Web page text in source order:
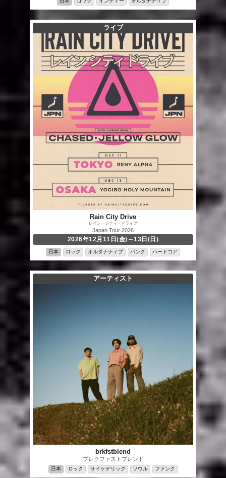
ライブ
Rain City Drive
レイン・シティ・ドライブ
Japan Tour 2026
2026年12月11日(金)～13日(日)
日本 ロック オルタナティブ パンク ハードコア
アーティスト
brkfstblend
ブレクファストブレンド
日本 ロック サイケデリック ソウル ファンク